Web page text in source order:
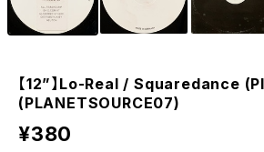
【12”】Lo-Real / Squaredance
(PLANETSOURCE07)
¥380